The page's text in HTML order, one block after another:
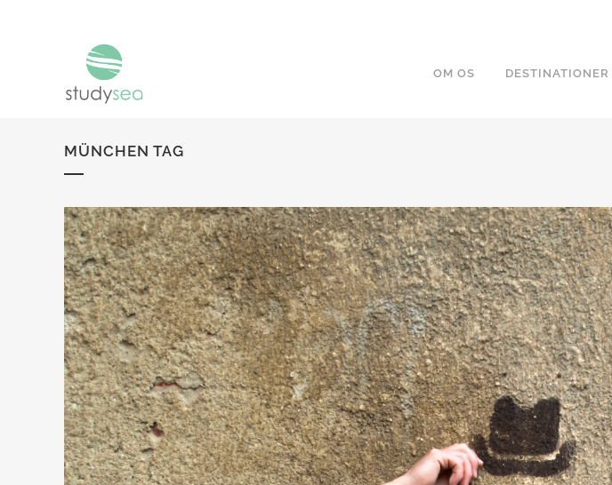
OM OS DESTINATIONER
MÜNCHEN TAG